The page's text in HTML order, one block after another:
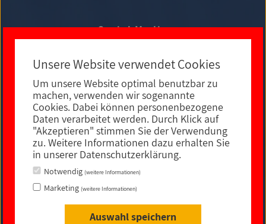
Social Media
E-MAIL KONTAKT
Unsere Website verwendet Cookies
Um unsere Website optimal benutzbar zu
machen, verwenden wir sogenannte
Cookies. Dabei können personenbezogene
Daten verarbeitet werden. Durch Klick auf
"Akzeptieren" stimmen Sie der Verwendung
zu. Weitere Informationen dazu erhalten Sie
in unserer Datenschutzerklärung.
Notwendig (weitere Informationen)
Marketing (weitere Informationen)
Auswahl speichern